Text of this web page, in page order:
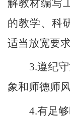
解教材编写
的教学、科
适当放宽要求
3.遵纪
象和师德师风
4.有足